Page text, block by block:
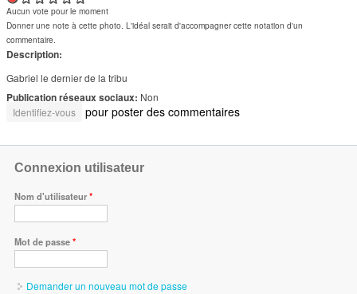
Aucun vote pour le moment
Donner une note à cette photo. L'idéal serait d'accompagner cette notation d'un
commentaire.
Description:
Gabriel le dernier de la tribu
Publication réseaux sociaux: Non
Identifiez-vous
pour poster des commentaires
Connexion utilisateur
Nom d'utilisateur*
Mot de passe*
Demander un nouveau mot de passe